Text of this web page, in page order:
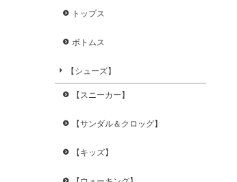
トップス
ボトムス
【シューズ】
【スニーカー】
【サンダル＆クロッグ】
【キッズ】